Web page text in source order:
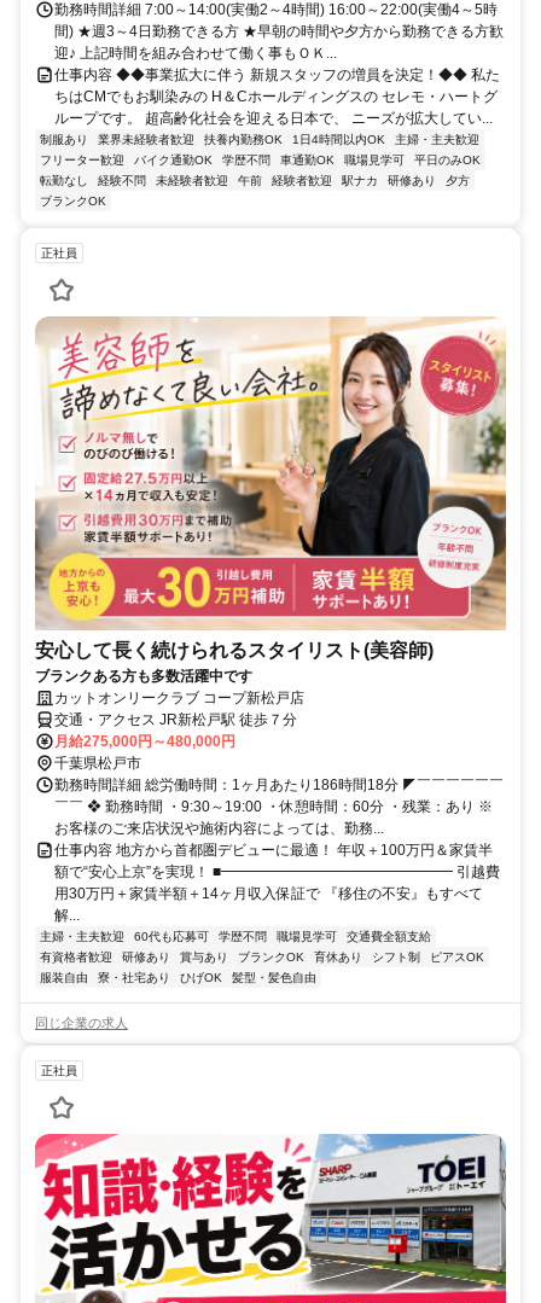
勤務時間詳細 7:00～14:00(実働2～4時間) 16:00～22:00(実働4～5時
間) ★週3～4日勤務できる方 ★早朝の時間や夕方から勤務できる方歓
迎♪ 上記時間を組み合わせて働く事もＯＫ...
仕事内容 ◆◆事業拡大に伴う 新規スタッフの増員を決定！◆◆ 私た
ちはCMでもお馴染みの H＆Cホールディングスの セレモ・ハートグ
ループです。 超高齢化社会を迎える日本で、 ニーズが拡大してい...
制服あり 業界未経験者歓迎 扶養内勤務OK 1日4時間以内OK
主婦・主夫歓迎
フリーター歓迎
バイク通勤OK 学歴不問 車通勤OK 職場見学可
平日のみOK
転勤なし
経験不問 未経験者歓迎 午前 経験者歓迎 駅ナカ 研修あり
夕方
ブランクOK
正社員
安心して長く続けられるスタイリスト(美容師)
ブランクある方も多数活躍中です
カットオンリークラブ コープ新松戸店
交通・アクセス JR新松戸駅 徒歩７分
月給275,000円～480,000円
千葉県松戸市
勤務時間詳細 総労働時間：1ヶ月あたり186時間18分 ◤￣￣￣￣￣￣
￣￣ ❖ 勤務時間 ・9:30～19:00 ・休憩時間：60分 ・残業：あり ※
お客様のご来店状況や施術内容によっては、勤務...
仕事内容 地方から首都圏デビューに最適！ 年収＋100万円＆家賃半
額で“安心上京”を実現！ ■━━━━━━━━━━━━━━━━ 引越費
用30万円＋家賃半額＋14ヶ月収入保証で 『移住の不安』もすべて
解...
主婦・主夫歓迎 60代も応募可 学歴不問 職場見学可
交通費全額支給
有資格者歓迎
研修あり 賞与あり ブランクOK 育休あり シフト制
ピアスOK
服装自由
寮・社宅あり ひげOK 髪型・髪色自由
同じ企業の求人
正社員